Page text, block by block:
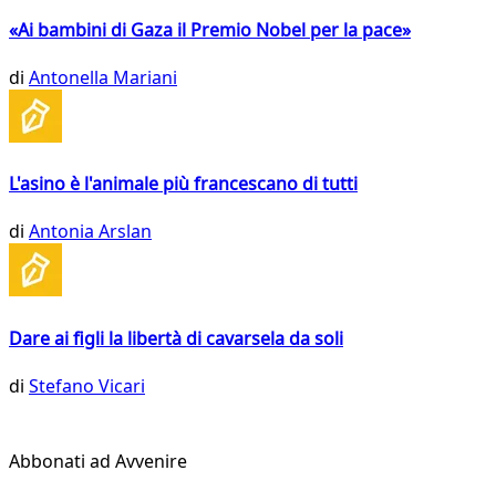
«Ai bambini di Gaza il Premio Nobel per la pace»
di Antonella Mariani
L'asino è l'animale più francescano di tutti
di Antonia Arslan
Dare ai figli la libertà di cavarsela da soli
di Stefano Vicari
Abbonati ad Avvenire